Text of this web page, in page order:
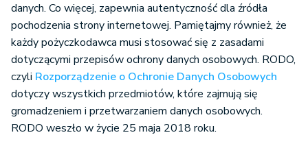
danych. Co więcej, zapewnia autentyczność dla źródła
pochodzenia strony internetowej. Pamiętajmy również, że
każdy pożyczkodawca musi stosować się z zasadami
dotyczącymi przepisów ochrony danych osobowych. RODO,
czyli Rozporządzenie o Ochronie Danych Osobowych
dotyczy wszystkich przedmiotów, które zajmują się
gromadzeniem i przetwarzaniem danych osobowych.
RODO weszło w życie 25 maja 2018 roku.